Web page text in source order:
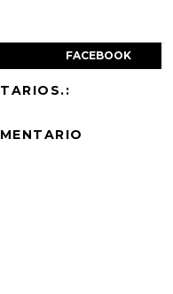
FACEBOOK